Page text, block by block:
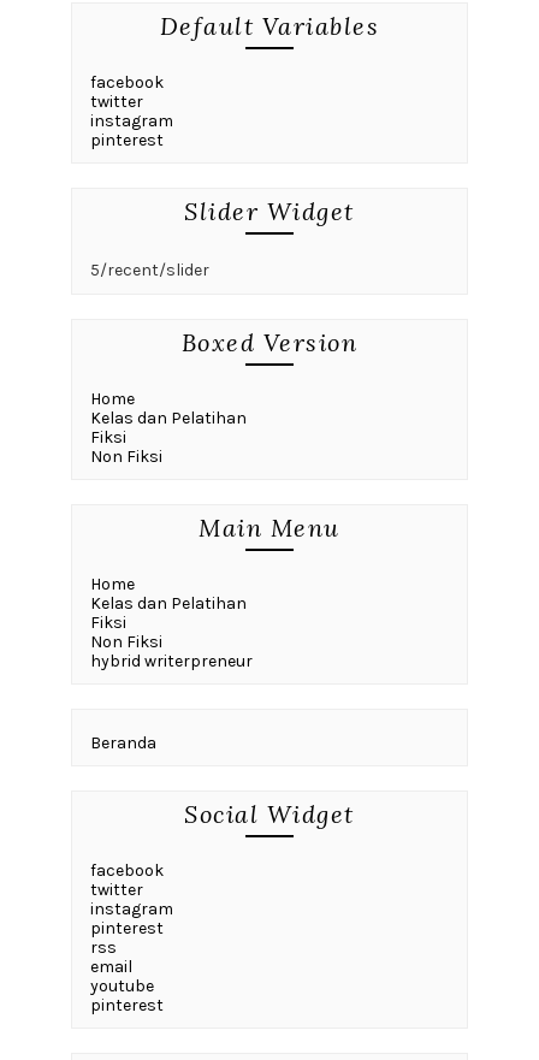
Default Variables
facebook
twitter
instagram
pinterest
Slider Widget
5/recent/slider
Boxed Version
Home
Kelas dan Pelatihan
Fiksi
Non Fiksi
Main Menu
Home
Kelas dan Pelatihan
Fiksi
Non Fiksi
hybrid writerpreneur
Beranda
Social Widget
facebook
twitter
instagram
pinterest
rss
email
youtube
pinterest